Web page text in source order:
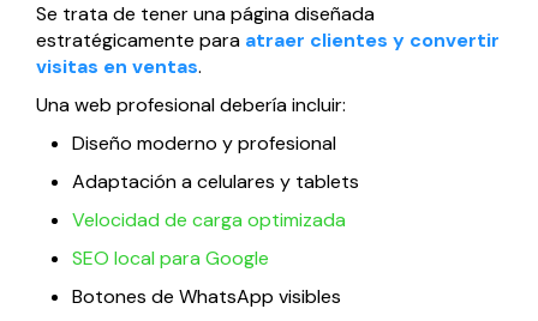
Se trata de tener una página diseñada
estratégicamente para atraer clientes y convertir
visitas en ventas.
Una web profesional debería incluir:
Diseño moderno y profesional
Adaptación a celulares y tablets
Velocidad de carga optimizada
SEO local para Google
Botones de WhatsApp visibles